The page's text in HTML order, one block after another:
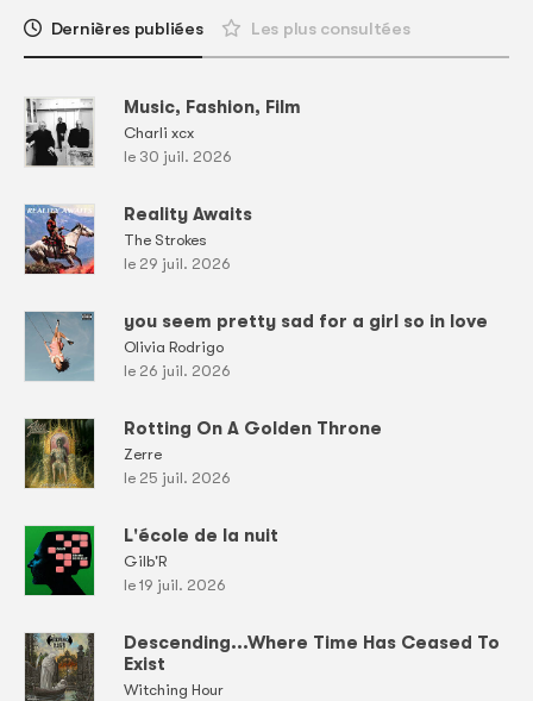
Dernières publiées Les plus consultées
Music, Fashion, Film
Charli xcx
le 30 juil. 2026
Reality Awaits
The Strokes
le 29 juil. 2026
you seem pretty sad for a girl so in love
Olivia Rodrigo
le 26 juil. 2026
Rotting On A Golden Throne
Zerre
le 25 juil. 2026
L'école de la nuit
Gilb'R
le 19 juil. 2026
Descending...Where Time Has Ceased To
Exist
Witching Hour